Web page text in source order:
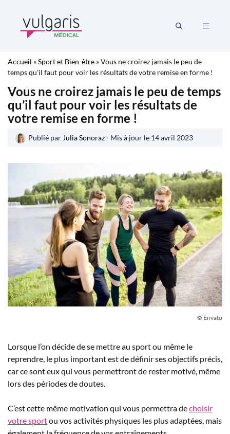
contenu
MENU
Accueil »Sport et Bien-être »Vous ne croirez jamais le peu de
temps qu’il faut pour voir les résultats de votre remise en forme !
Vous ne croirez jamais le peu de temps
qu’il faut pour voir les résultats de
votre remise en forme !
Publié par Julia Sonoraz- Mis à jour le 14 avril 2023
© Envato
Lorsque l’on décide de se mettre au sport ou même le
reprendre, le plus important est de définir ses objectifs précis,
car ce sont eux qui vous permettront de rester motivé, même
lors des périodes de doutes.
C’est cette même motivation qui vous permettra dechoisir
votre sportou vos activités physiques les plus adaptées, mais